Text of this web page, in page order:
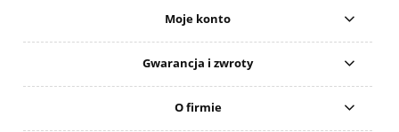
Moje konto
Gwarancja i zwroty
O firmie